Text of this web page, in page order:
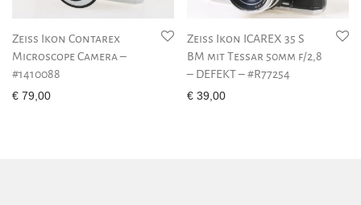
Zeiss Ikon Contarex
Microscope Camera –
#1410088
€ 79,00
Zeiss Ikon ICAREX 35 S
BM mit Tessar 50mm f/2,8
– DEFEKT – #R77254
€ 39,00